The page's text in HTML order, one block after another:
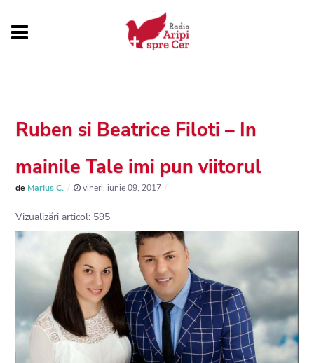
Ruben si Beatrice Filoti – In
mainile Tale imi pun viitorul
de Marius C. vineri, iunie 09, 2017
Vizualizări articol: 595